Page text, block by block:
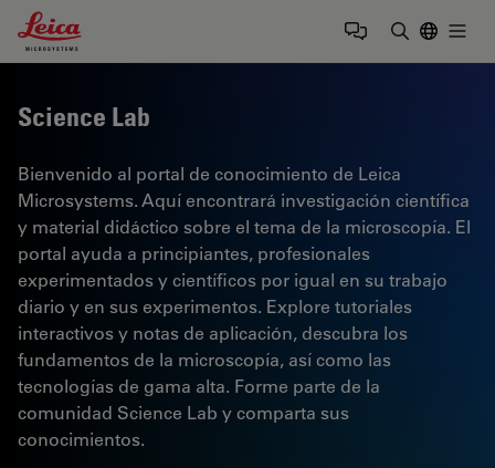
Leica Microsystems Logo
Science Lab
Bienvenido al portal de conocimiento de Leica
Microsystems. Aquí encontrará investigación científica
y material didáctico sobre el tema de la microscopía. El
portal ayuda a principiantes, profesionales
experimentados y científicos por igual en su trabajo
diario y en sus experimentos. Explore tutoriales
interactivos y notas de aplicación, descubra los
fundamentos de la microscopía, así como las
tecnologías de gama alta. Forme parte de la
comunidad Science Lab y comparta sus
conocimientos.